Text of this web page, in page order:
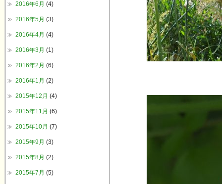
2016年6月 (4)
2016年5月 (3)
2016年4月 (4)
2016年3月 (1)
2016年2月 (6)
2016年1月 (2)
2015年12月 (4)
2015年11月 (6)
2015年10月 (7)
2015年9月 (3)
2015年8月 (2)
2015年7月 (5)